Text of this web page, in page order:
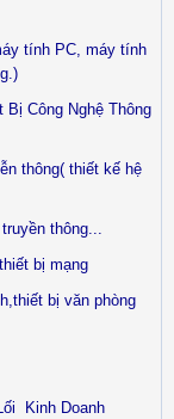
tính PC, máy tính
Công Nghệ Thông
thông( thiết kế hệ
thông...
bị mạng
bị văn phòng
Kinh Doanh